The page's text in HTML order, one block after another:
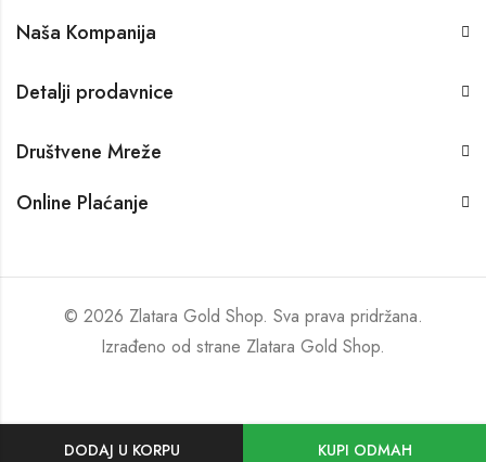
DODAJ U KORPU KUPI ODMAH
Naša Kompanija
Detalji prodavnice
Društvene Mreže
Online Plaćanje
© 2026 Zlatara Gold Shop. Sva prava pridržana.
Izrađeno od strane Zlatara Gold Shop.